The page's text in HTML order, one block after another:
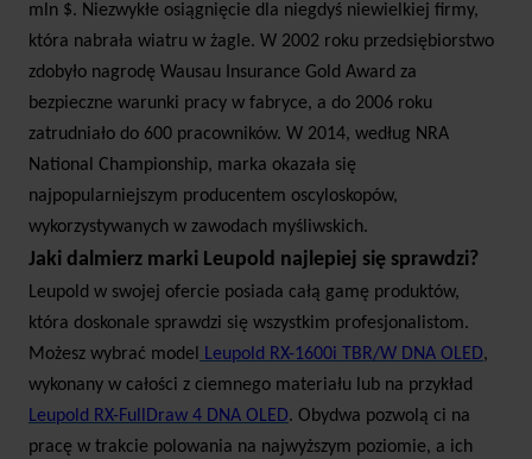
mln $. Niezwykłe osiągnięcie dla niegdyś niewielkiej firmy,
która nabrała wiatru w żagle. W 2002 roku przedsiębiorstwo
zdobyło nagrodę Wausau Insurance Gold Award za
bezpieczne warunki pracy w fabryce, a do 2006 roku
zatrudniało do 600 pracowników. W 2014, według NRA
National Championship, marka okazała się
najpopularniejszym producentem oscyloskopów,
wykorzystywanych w zawodach myśliwskich.
Jaki dalmierz marki Leupold najlepiej się sprawdzi?
Leupold w swojej ofercie posiada całą gamę produktów,
która doskonale sprawdzi się wszystkim profesjonalistom.
Możesz wybrać model
Leupold RX-1600i TBR/W DNA OLED,
wykonany w całości z ciemnego materiału lub na przykład
Leupold RX-FullDraw 4 DNA OLED. Obydwa pozwolą ci na
pracę w trakcie polowania na najwyższym poziomie, a ich